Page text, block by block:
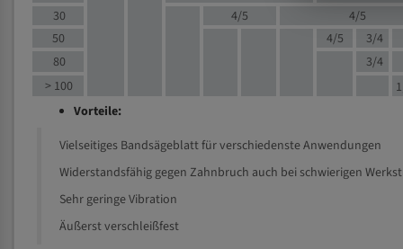
30
4/5 4/5
50
4/5 3/4
80
3/4
> 100
Vorteile:
Vielseitiges Bandsägeblatt für verschiedenste Anwendungen
Widerstandsfähig gegen Zahnbruch auch bei schwierigen
Sehr geringe Vibration
Äußerst verschleißfest